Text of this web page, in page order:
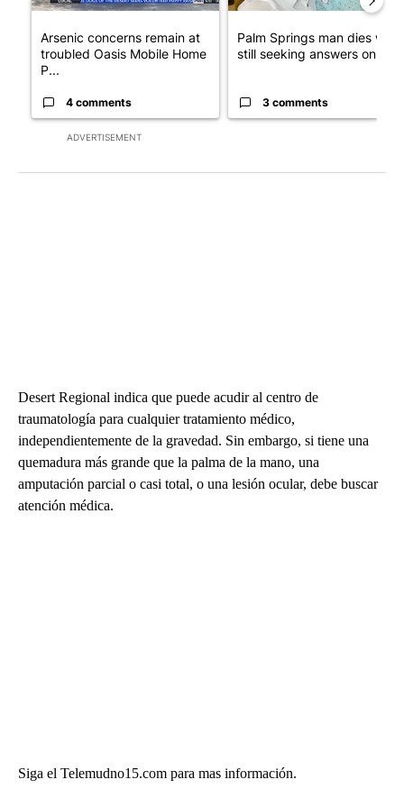
ADVERTISEMENT
Arsenic concerns remain at
troubled Oasis Mobile Home
P...
4 comments
Palm Springs man dies while
still seeking answers on hu...
3 comments
Desert Regional indica que puede acudir al centro de
traumatología para cualquier tratamiento médico,
independientemente de la gravedad. Sin embargo, si tiene una
quemadura más grande que la palma de la mano, una
amputación parcial o casi total, o una lesión ocular, debe buscar
atención médica.
Siga el Telemudno15.com para mas información.